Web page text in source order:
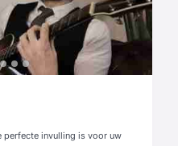
perfecte invulling is voor uw